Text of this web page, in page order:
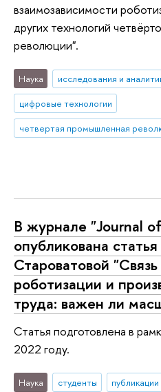
взаимозависимости
других технологий
революции".
Наука исследования и
цифровые технологии
четвертая промышленная
В журнале "Journal
опубликована
Староватовой
роботизации и
труда: важен ли
Статья подготовлена в
2022 году.
Наука студенты
публикации